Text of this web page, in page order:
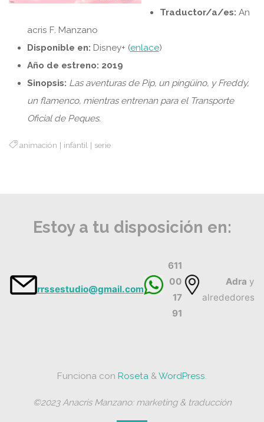
Traductor/a/es: An
acris F. Manzano
Disponible en: Disney+ (enlace)
Año de estreno: 2019
Sinopsis: Las aventuras de Pip, un pingüino, y Freddy,
un flamenco, mientras entrenan para el Transporte
Oficial de Peques.
animación | infantil | serie
Estoy a tu disposición en:
rrssestudio@gmail.com
611
00
17
91
Adra y
alrededores
Funciona con Roseta & WordPress
©2023 Anacris Manzano: marketing & traducción